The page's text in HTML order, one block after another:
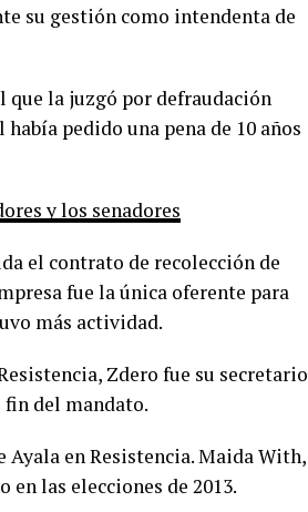
su gestión como intendenta de
que la juzgó por defraudación
pedido una pena de 10 años
y los senadores
el contrato de recolección de
fue la única oferente para
más actividad.
Zdero fue su secretario
fin del mandato.
en Resistencia. Maida With,
las elecciones de 2013.